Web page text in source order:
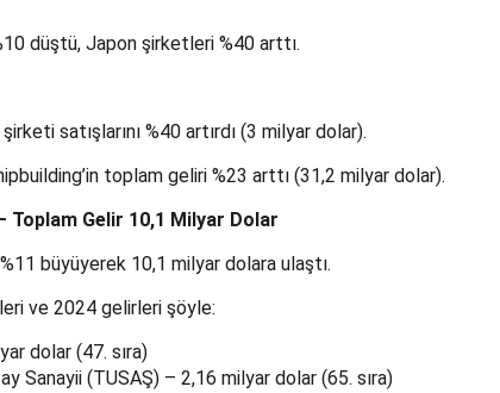
düştü, Japon şirketleri %40 arttı.
satışlarını %40 artırdı (3 milyar dolar).
toplam geliri %23 arttı (31,2 milyar dolar).
Gelir 10,1 Milyar Dolar
büyüyerek 10,1 milyar dolara ulaştı.
ve 2024 gelirleri şöyle:
dolar (47. sıra)
Sanayii (TUSAŞ) – 2,16 milyar dolar (65. sıra)